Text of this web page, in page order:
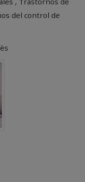
del control de